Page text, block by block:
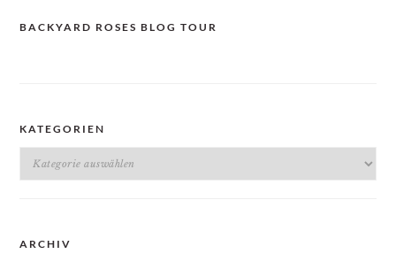
BACKYARD ROSES BLOG TOUR
KATEGORIEN
Kategorien
ARCHIV